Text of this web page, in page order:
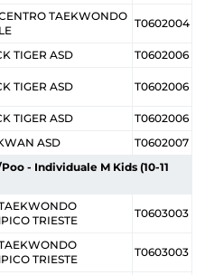
TAEKWONDO
T0602004
TIGER ASD T0602006
TIGER ASD T0602006
TIGER ASD
T0602006
ASD
T0602007
- Individuale M Kids (10-11
TRIESTE
T0603003
TRIESTE
T0603003